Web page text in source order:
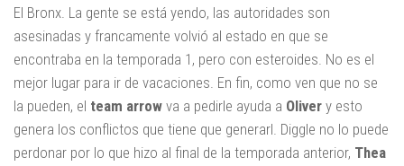
El Bronx. La gente se está yendo, las autoridades son
asesinadas y francamente volvió al estado en que se
encontraba en la temporada 1, pero con esteroides. No es el
mejor lugar para ir de vacaciones. En fin, como ven que no se
la pueden, el team arrow va a pedirle ayuda a Oliver y esto
genera los conflictos que tiene que generarl. Diggle no lo puede
perdonar por lo que hizo al final de la temporada anterior, Thea